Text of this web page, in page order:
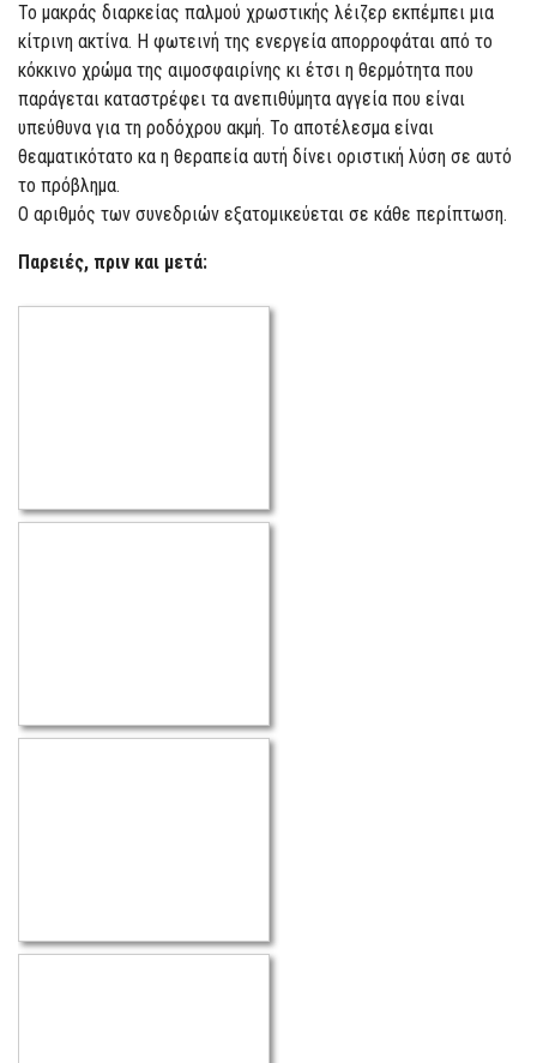
Το μακράς διαρκείας παλμού χρωστικής λέιζερ εκπέμπει μια
κίτρινη ακτίνα. Η φωτεινή της ενεργεία απορροφάται από το
κόκκινο χρώμα της αιμοσφαιρίνης κι έτσι η θερμότητα που
παράγεται καταστρέφει τα ανεπιθύμητα αγγεία που είναι
υπεύθυνα για τη ροδόχρου ακμή. Το αποτέλεσμα είναι
θεαματικότατο κα η θεραπεία αυτή δίνει οριστική λύση σε αυτό
το πρόβλημα.
Ο αριθμός των συνεδριών εξατομικεύεται σε κάθε περίπτωση.
Παρειές, πριν και μετά: